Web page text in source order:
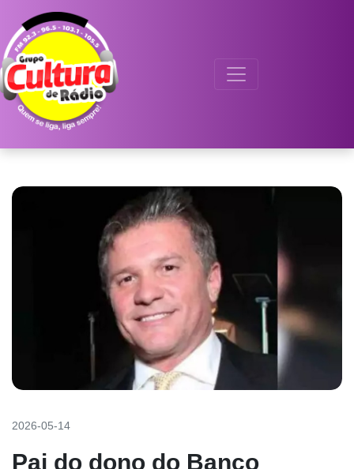
2026-05-14
Pai do dono do Banco